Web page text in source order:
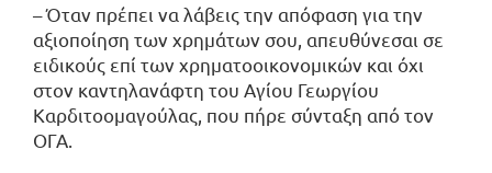
– Όταν πρέπει να λάβεις την απόφαση για την
αξιοποίηση των χρημάτων σου, απευθύνεσαι σε
ειδικούς επί των χρηματοοικονομικών και όχι
στον καντηλανάφτη του Αγίου Γεωργίου
Καρδιτοομαγούλας, που πήρε σύνταξη από τον
ΟΓΑ.